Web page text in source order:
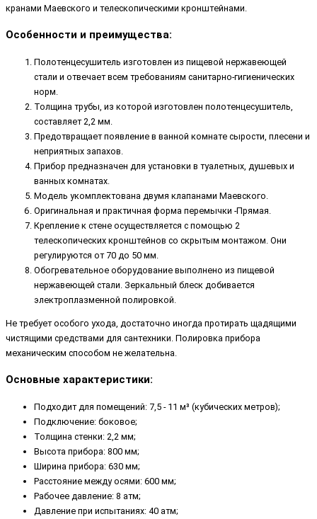
кранами Маевского и телескопическими кронштейнами.
Особенности и преимущества:
Полотенцесушитель изготовлен из пищевой нержавеющей
стали и отвечает всем требованиям санитарно-гигиенических
норм.
Толщина трубы, из которой изготовлен полотенцесушитель,
составляет 2,2 мм.
Предотвращает появление в ванной комнате сырости, плесени и
неприятных запахов.
Прибор предназначен для установки в туалетных, душевых и
ванных комнатах.
Модель укомплектована двумя клапанами Маевского.
Оригинальная и практичная форма перемычки -Прямая.
Крепление к стене осуществляется с помощью 2
телескопических кронштейнов со скрытым монтажом. Они
регулируются от 70 до 50 мм.
Обогревательное оборудование выполнено из пищевой
нержавеющей стали. Зеркальный блеск добивается
электроплазменной полировкой.
Не требует особого ухода, достаточно иногда протирать щадящими
чистящими средствами для сантехники. Полировка прибора
механическим способом не желательна.
Основные характеристики:
Подходит для помещений: 7,5 - 11 м³ (кубических метров);
Подключение: боковое;
Толщина стенки: 2,2 мм;
Высота прибора: 800 мм;
Ширина прибора: 630 мм;
Расстояние между осями: 600 мм;
Рабочее давление: 8 атм;
Давление при испытаниях: 40 атм;